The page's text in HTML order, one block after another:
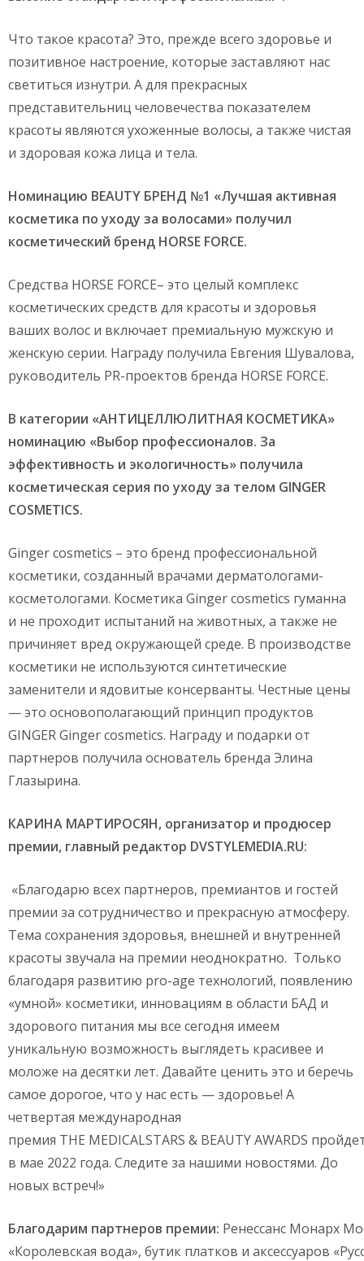
Что такое красота? Это, прежде всего здоровье и
позитивное настроение, которые заставляют нас
светиться изнутри. А для прекрасных
представительниц человечества показателем
красоты являются ухоженные волосы, а также чистая
и здоровая кожа лица и тела.
Номинацию BEAUTY БРЕНД №1 «Лучшая активная
косметика по уходу за волосами» получил
косметический бренд HORSE FORCE.
Средства HORSE FORCE– это целый комплекс
косметических средств для красоты и здоровья
ваших волос и включает премиальную мужскую и
женскую серии. Награду получила Евгения Шувалова,
руководитель PR-проектов бренда HORSE FORCE.
В категории «АНТИЦЕЛЛЮЛИТНАЯ КОСМЕТИКА»
номинацию «Выбор профессионалов. За
эффективность и экологичность» получила
косметическая серия по уходу за телом GINGER
COSMETICS.
Ginger cosmetics – это бренд профессиональной
косметики, созданный врачами дерматологами-
косметологами. Косметика Ginger cosmetics гуманна
и не проходит испытаний на животных, а также не
причиняет вред окружающей среде. В производстве
косметики не используются синтетические
заменители и ядовитые консерванты. Честные цены
— это основополагающий принцип продуктов
GINGER Ginger cosmetics. Награду и подарки от
партнеров получила основатель бренда Элина
Глазырина.
КАРИНА МАРТИРОСЯН, организатор и продюсер
премии, главный редактор DVSTYLEMEDIA.RU:
«Благодарю всех партнеров, премиантов и гостей
премии за сотрудничество и прекрасную атмосферу.
Тема сохранения здоровья, внешней и внутренней
красоты звучала на премии неоднократно. Только
благодаря развитию pro-age технологий, появлению
«умной» косметики, инновациям в области БАД и
здорового питания мы все сегодня имеем
уникальную возможность выглядеть красивее и
моложе на десятки лет. Давайте ценить это и беречь
самое дорогое, что у нас есть — здоровье! А
четвертая международная
премия THE MEDICALSTARS & BEAUTY AWARDS
в мае 2022 года. Следите за нашими новостями. До
новых встреч!»
Благодарим партнеров премии: Ренессанс Монарх
«Королевская вода», бутик платков и аксессуаров